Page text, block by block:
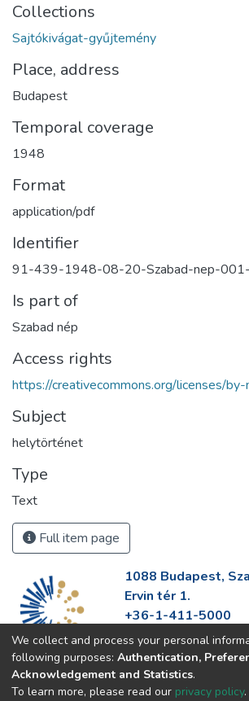
Collections
Sajtókivágat-gyűjtemény
Place, address
Budapest
Temporal coverage
1948
Format
application/pdf
Identifier
91-439-1948-08-20-Szabad-nep-
Is part of
Szabad nép
Access rights
https://creativecommons.org/licenses/
Subject
helytörténet
Type
Text
Full item page
1088 Budapest,
Ervin tér 1.
+36-1-411-5000
info@fszek.hu
https://fszek.hu
We collect and process your personal
following purposes: Authentication,
Acknowledgement and Statistics.
To learn more, please read our privacy policy.